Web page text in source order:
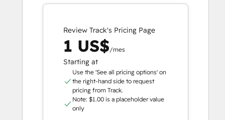
Review Track's Pricing Page
1 US$/mes
Starting at
Use the 'See all pricing options' on
the right-hand side to request
pricing from Track.
Note: $1.00 is a placeholder value
only